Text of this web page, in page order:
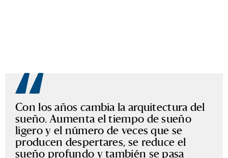
Con los años cambia la arquitectura del
sueño. Aumenta el tiempo de sueño
ligero y el número de veces que se
producen despertares, se reduce el
sueño profundo y también se pasa